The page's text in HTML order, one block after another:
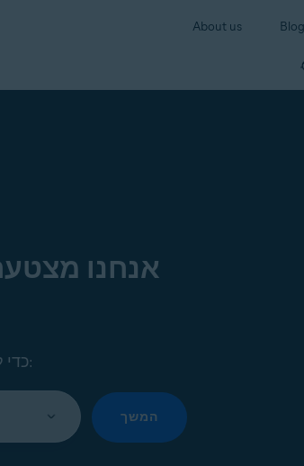
About us
אנחנו
כדי להמשיך, בחר למטה שפה נתמכת:
המשך